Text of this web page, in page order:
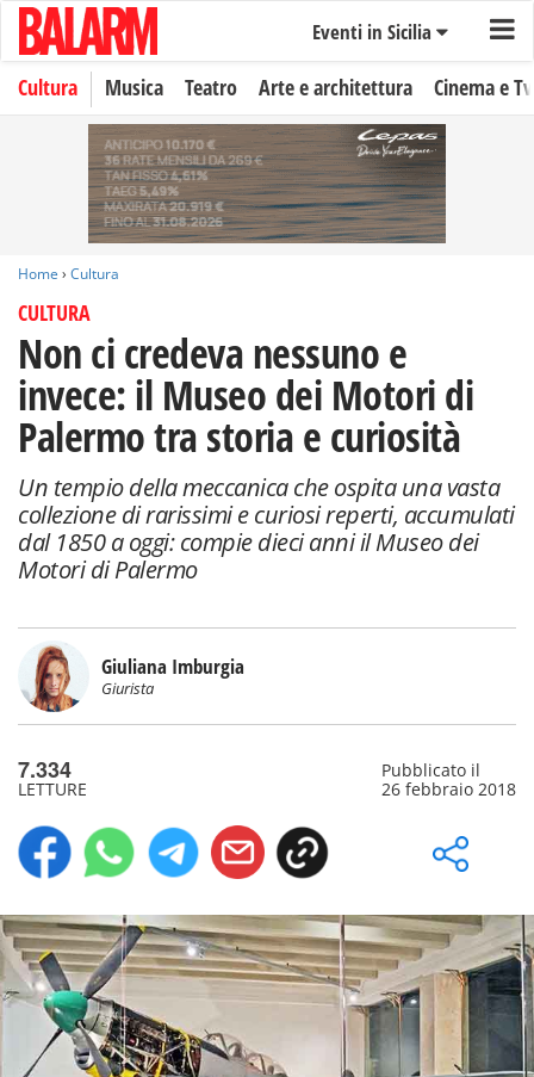
Eventi in Sicilia
Cultura Musica Teatro Arte e architettura Cinema e Tv
Home › Cultura
CULTURA
Non ci credeva nessuno e
invece: il Museo dei Motori di
Palermo tra storia e curiosità
Un tempio della meccanica che ospita una vasta
collezione di rarissimi e curiosi reperti, accumulati
dal 1850 a oggi: compie dieci anni il Museo dei
Motori di Palermo
Giuliana Imburgia
Giurista
7.334
LETTURE
Pubblicato il
26 febbraio 2018